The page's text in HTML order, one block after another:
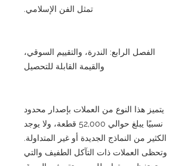
تمثل الفن الإسلامي.
الفصل الرابع: الندرة، والتقييم السوقي،
والقيمة القابلة للتحصيل
يتميز هذا النوع من العملات بإصدار محدود
نسبيًا يبلغ حوالي 52,000 قطعة، ولا يوجد
الكثير من النماذج الجديدة أو غير المتداولة.
وتحظى العملات ذات التآكل الطفيف والتي